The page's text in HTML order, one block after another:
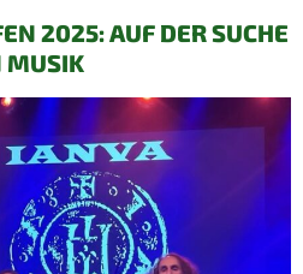
2025: AUF DER SUCHE
MUSIK